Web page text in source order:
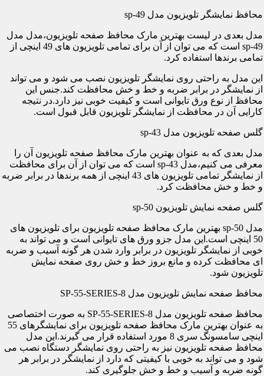
محافظ نمایشگر تلویزیون مدل sp-49
مدل بعدی در لیست بهترین مارک محافظ صفحه تلویزیون،مدل مدل
sp-49 است که می توان از آن برای تمامی تلویزیون های 49 اینچی از
تمامی برندها استفاده کرد.
این مدل به راحتی روی نمایشگر تلویزیون نصب می شود و می تواند
از نمایشگر در برابر ضربه و خط و خش محافظت کند.جنس این
محافظ از نوع ورق تایوانی است و کیفیت خوبی نیز دارد.در نتیجه
کارایی آن در محافظت از نمایشگر تلویزیون قابل قبول است.
گلس صفحه تلویزیون مدل sp-43
مدل بعدی که به عنوان بهترین مارک محافظ صفحه تلویزیون آن را
معرفی می کنیم،مدل sp-43 است که می توان از آن برای محافظت
از نمایشگر تمامی تلویزیون های 43 اینچی از همه برندها در برابر ضربه
و خط و خش محافظت کرد.
گلس صفحه نمایش تلویزیون sp-50
مدل sp-50 بهترین مارک محافظ صفحه تلویزیون برای تلویزیون های
50 اینچی است.این مدل جزو ورق های تایوانی است و می تواند به
خوبی از نمایشگر تلویزیون در برابر وارد شدن هر گونه آسیب و ضربه
ای محافظت کرده و مانع بروز خط و خش روی صفحه نمایش
تلویزیون شود.
محافظ صفحه نمایش تلویزیون مدل SP-55-SERIES-8
محافظ صفحه تلویزیون مدل SP-55-SERIES-8 به صورت اختصاصی
به عنوان بهترین مارک محافظ صفحه تلویزیون برای نمایشگرهای 55
اینچی سامسونگ سری 8 مورد استفاده قرار می گیرند.این مدل
محافظ صفحه تلویزیون نیز به راحتی روی نمایشگر دستگاه نصب می
شود و می تواند به خوبی با کیفیتی که دارد از نمایشگر در برابر هر
گونه ضربه و آسیب و خط و خش جلوگیری کند.